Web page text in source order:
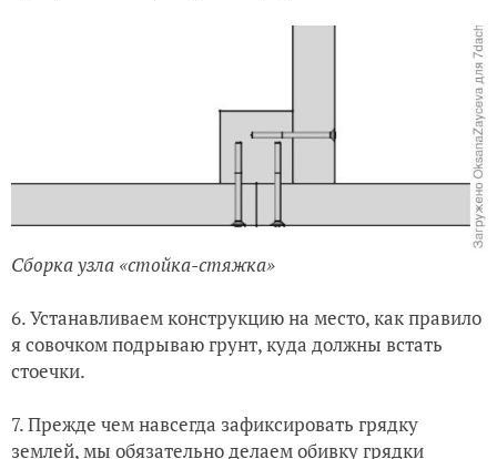
Сборка узла «стойка-стяжка»
6. Устанавливаем конструкцию на место, как правило
я совочком подрываю грунт, куда должны встать
стоечки.
7. Прежде чем навсегда зафиксировать грядку
землей, мы обязательно делаем обивку грядки